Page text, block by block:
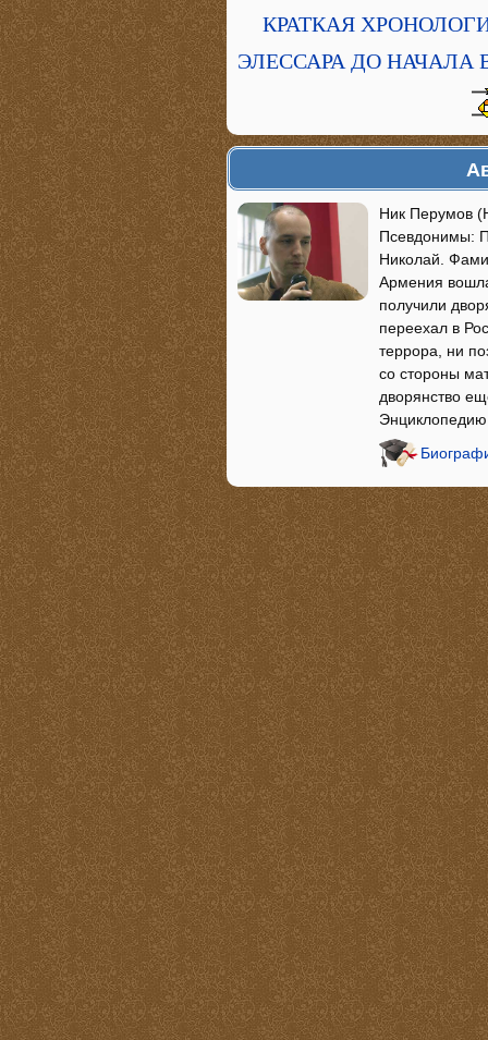
КРАТКАЯ
ЭЛЕССАРА ДО НАЧАЛА
Ник Перумов
Псевдонимы:
Николай.
Армения
получили
переехал в
террора, ни
со стороны
дворянство